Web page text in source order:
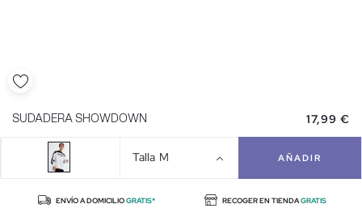
SUDADERA SHOWDOWN 17,99 €
Talla M AÑADIR
ENVÍO A DOMICILIOGRATIS* RECOGER EN TIENDAGRATIS